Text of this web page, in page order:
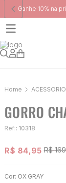
Frete Grátis
GORRO
Ref:: 10318
R$ 84,95 R$ 169
Cor: OX GRAY